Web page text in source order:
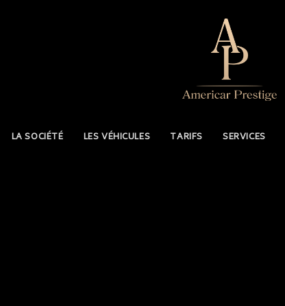
LA SOCIÉTÉ LES VÉHICULES TARIFS SERVICES